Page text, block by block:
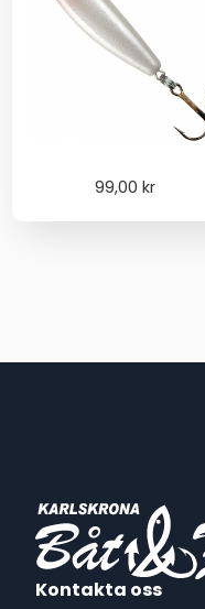
99,00 kr
Kontakta oss